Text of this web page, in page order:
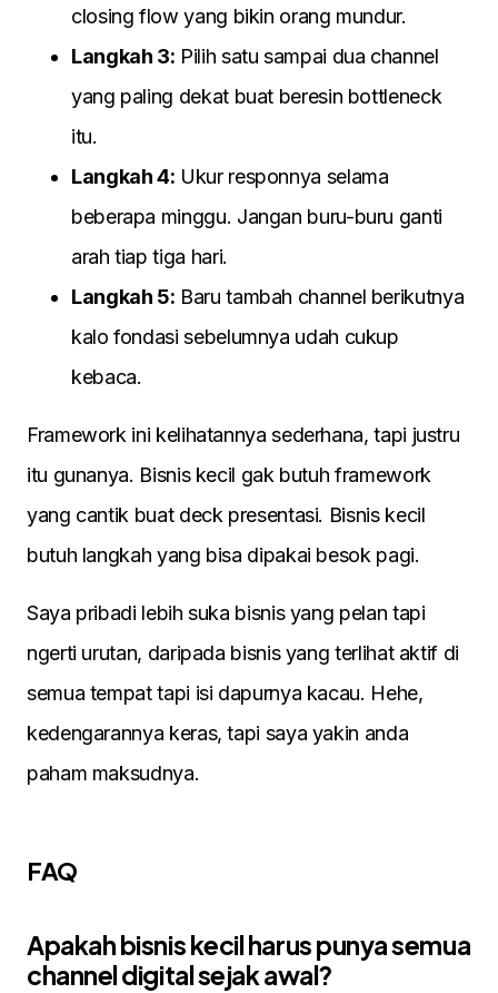
closing flow yang bikin orang mundur.
Langkah 3: Pilih satu sampai dua channel
yang paling dekat buat beresin bottleneck
itu.
Langkah 4: Ukur responnya selama
beberapa minggu. Jangan buru-buru ganti
arah tiap tiga hari.
Langkah 5: Baru tambah channel berikutnya
kalo fondasi sebelumnya udah cukup
kebaca.
Framework ini kelihatannya sederhana, tapi justru
itu gunanya. Bisnis kecil gak butuh framework
yang cantik buat deck presentasi. Bisnis kecil
butuh langkah yang bisa dipakai besok pagi.
Saya pribadi lebih suka bisnis yang pelan tapi
ngerti urutan, daripada bisnis yang terlihat aktif di
semua tempat tapi isi dapurnya kacau. Hehe,
kedengarannya keras, tapi saya yakin anda
paham maksudnya.
FAQ
Apakah bisnis kecil harus punya semua
channel digital sejak awal?